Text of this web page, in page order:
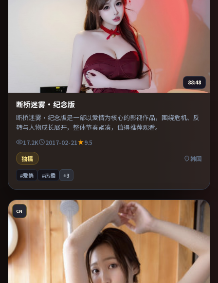
88:48
断桥迷雾·纪念版
断桥迷雾·纪念版是一部以爱情为核心的影视作品，围绕危机、反
转与人物成长展开，整体节奏紧凑，值得推荐观看。
17.2K 2017-02-21
9.5
独播
韩国
#爱情 #热播 +3
CN